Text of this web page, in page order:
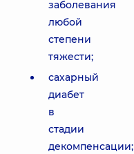
заболевания
любой
степени
тяжести;
сахарный
диабет
в
стадии
декомпенсации;